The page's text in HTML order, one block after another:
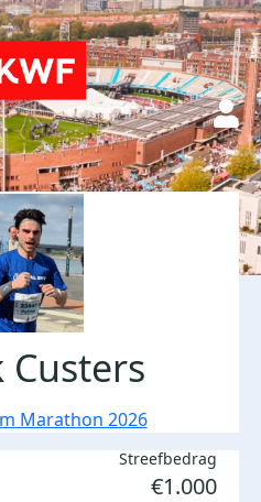
Custers
Marathon 2026
Streefbedrag
€1.000